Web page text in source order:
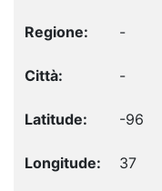
-
-
-96
37